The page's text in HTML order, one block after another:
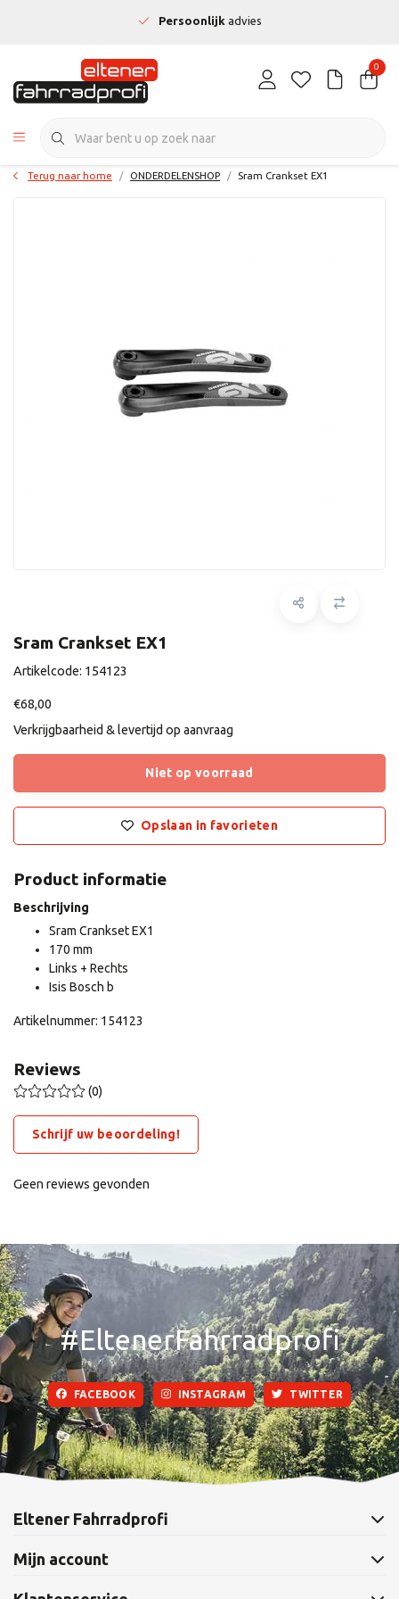
Persoonlijkadvies
0
Terug naar home ONDERDELENSHOP Sram Crankset EX1
Sram Crankset EX1
Artikelcode: 154123
€68,00
Verkrijgbaarheid & levertijd op aanvraag
Niet op voorraad
Opslaan in favorieten
Product informatie
Beschrijving
Sram Crankset EX1
170 mm
Links + Rechts
Isis Bosch b
Artikelnummer: 154123
Reviews
(0)
Schrijf uw beoordeling!
Geen reviews gevonden
#EltenerFahrradprofi
FACEBOOK INSTAGRAM TWITTER
Eltener Fahrradprofi
Mijn account